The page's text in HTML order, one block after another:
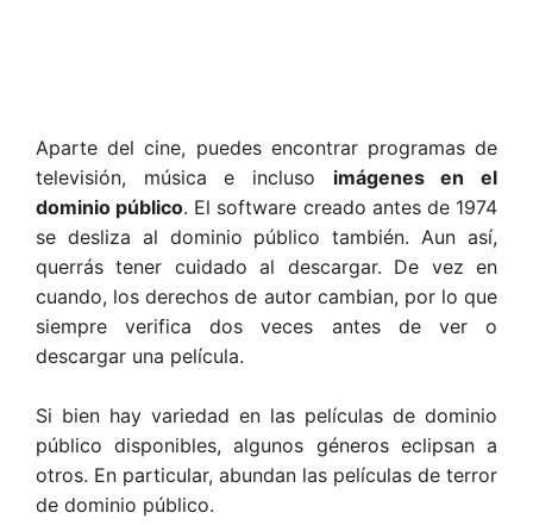
Aparte del cine, puedes encontrar programas de
televisión, música e incluso imágenes en el
dominio público. El software creado antes de 1974
se desliza al dominio público también. Aun así,
querrás tener cuidado al descargar. De vez en
cuando, los derechos de autor cambian, por lo que
siempre verifica dos veces antes de ver o
descargar una película.
Si bien hay variedad en las películas de dominio
público disponibles, algunos géneros eclipsan a
otros. En particular, abundan las películas de terror
de dominio público.